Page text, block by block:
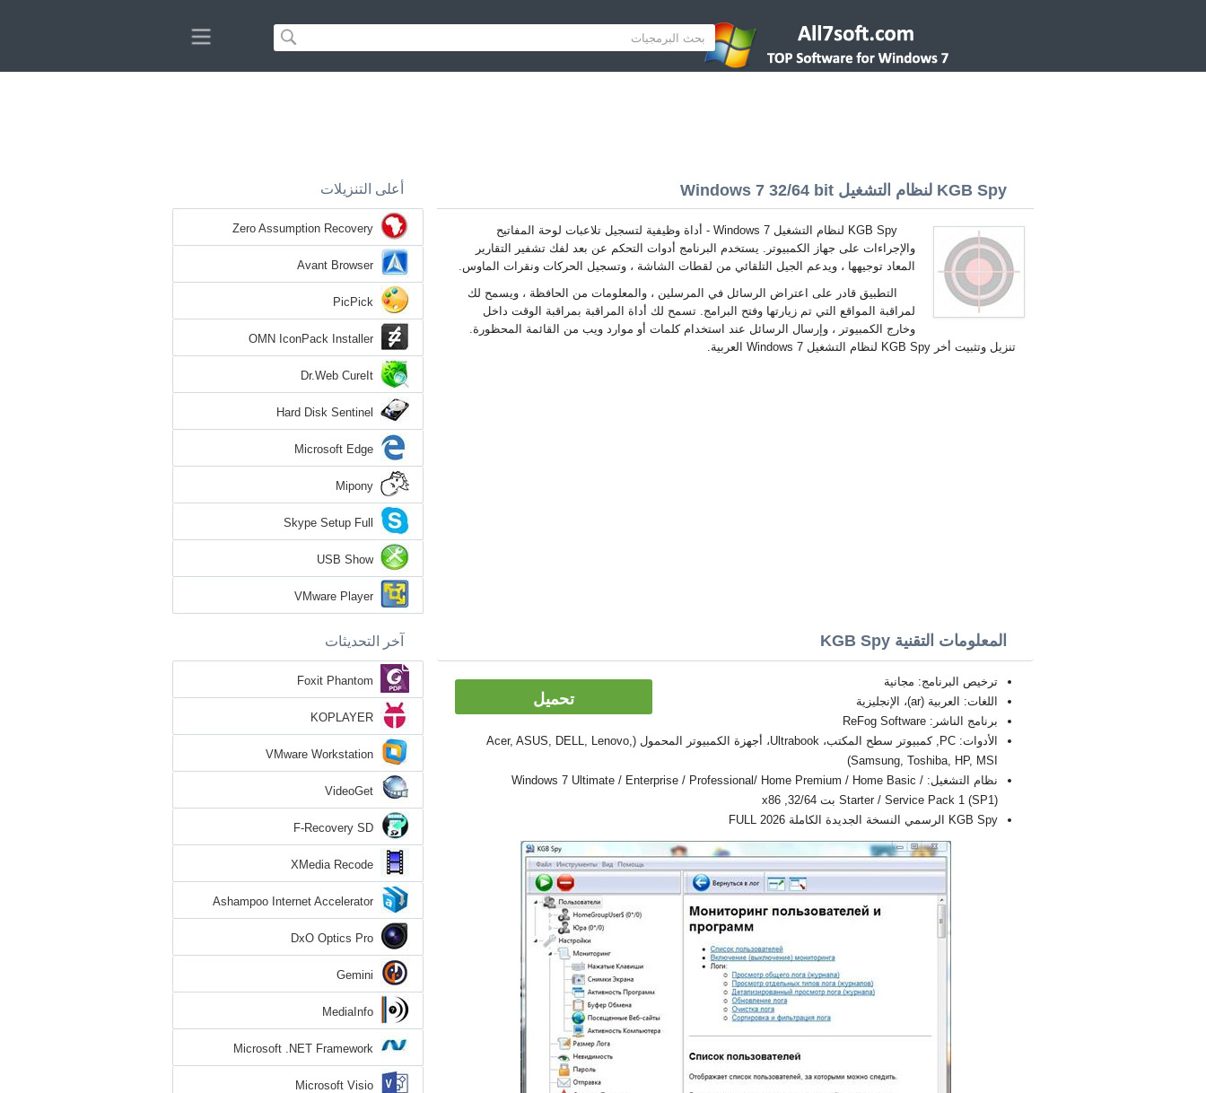
KGB Spy لنظام التشغيل Windows 7 32/64 bit
KGB Spy لنظام التشغيل Windows 7 - أداة وظيفية لتسجيل تلاعبات لوحة المفاتيح
والإجراءات على جهاز الكمبيوتر. يستخدم البرنامج أدوات التحكم عن بعد لفك تشفير التقارير
المعاد توجيهها ، ويدعم الجيل التلقائي من لقطات الشاشة ، وتسجيل الحركات ونقرات الماوس.
التطبيق قادر على اعتراض الرسائل في المرسلين ، والمعلومات من الحافظة ، ويسمح لك
لمراقبة المواقع التي تم زيارتها وفتح البرامج. تسمح لك أداة المراقبة بمراقبة الوقت داخل
وخارج الكمبيوتر ، وإرسال الرسائل عند استخدام كلمات أو موارد ويب من القائمة المحظورة.
تنزيل وتثبيت أخر KGB Spy لنظام التشغيل Windows 7 العربية.
المعلومات التقنية KGB Spy
تحميل
ترخيص البرنامج: مجانية
اللغات: العربية (ar)، الإنجليزية
برنامج الناشر: ReFog Software
الأدوات: PC, كمبيوتر سطح المكتب، Ultrabook، أجهزة الكمبيوتر المحمول (Acer, ASUS, DELL, Lenovo,
Samsung, Toshiba, HP, MSI)
نظام التشغيل: Windows 7 Ultimate / Enterprise / Professional/ Home Premium / Home Basic /
Starter / Service Pack 1 (SP1) بت 32/64, x86
KGB Spy الرسمي النسخة الجديدة الكاملة FULL 2026
أعلى التنزيلات
Zero Assumption Recovery
Avant Browser
PicPick
OMN IconPack Installer
Dr.Web CureIt
Hard Disk Sentinel
Microsoft Edge
Mipony
Skype Setup Full
USB Show
VMware Player
آخر التحديثات
Foxit Phantom
KOPLAYER
VMware Workstation
VideoGet
F-Recovery SD
XMedia Recode
Ashampoo Internet Accelerator
DxO Optics Pro
Gemini
MediaInfo
Microsoft .NET Framework
Microsoft Visio